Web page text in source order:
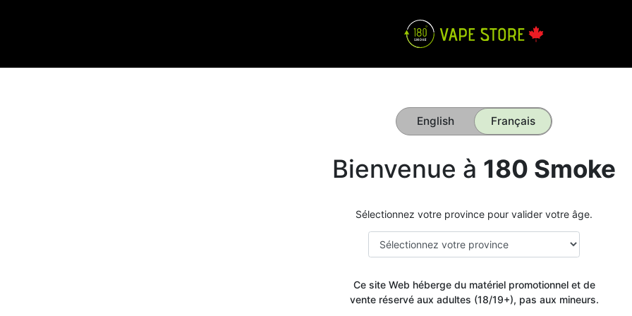
English Français
Bienvenue à 180 Smoke
Sélectionnez votre province pour valider votre âge.
Ce site Web héberge du matériel promotionnel et de
vente réservé aux adultes (18/19+), pas aux mineurs.